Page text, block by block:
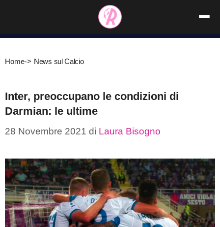
contenuto
Home-> News sul Calcio
Inter, preoccupano le condizioni di
Darmian: le ultime
28 Novembre 2021 di Laura Bisogno